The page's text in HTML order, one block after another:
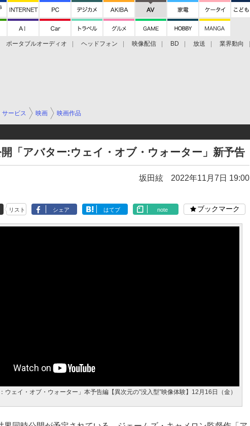
ポータブルオーディオ ヘッドフォン 映像配信 BD 放送 業界動向
サービス 映画 映画作品
「アバター:ウェイ・オブ・ウォーター」新予告
坂田絃 2022年11月7日 19:00
リスト シェア はてブ note ブックマーク
ウェイ・オブ・ウォーター」本予告編【異次元の”没入型”映像体験】12月16日（金）